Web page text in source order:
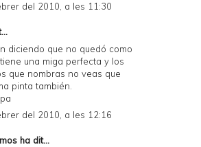
del 2010, a les 11:30
diciendo que no quedó como
una miga perfecta y los
que nombras no veas que
pinta también.
del 2010, a les 12:16
ha dit...